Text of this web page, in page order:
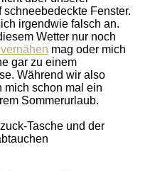
Fenster.
irgendwie falsch an.
Wetter nur noch
mag oder mich
gar zu einem
Während wir also
mich schon mal ein
Sommerurlaub.